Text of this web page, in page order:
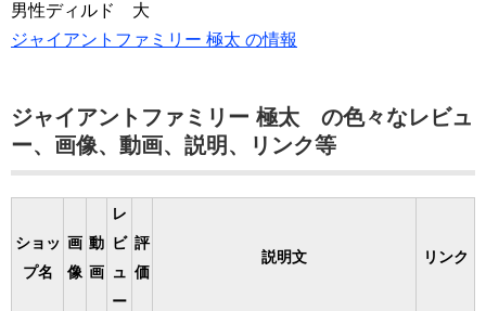
男性ディルド 大
ジャイアントファミリー 極太 の情報
ジャイアントファミリー 極太 の色々なレビュ
ー、画像、動画、説明、リンク等
ショッ
プ名
画
像
動
画
レ
ビ
ュ
ー
評
価
説明文 リンク